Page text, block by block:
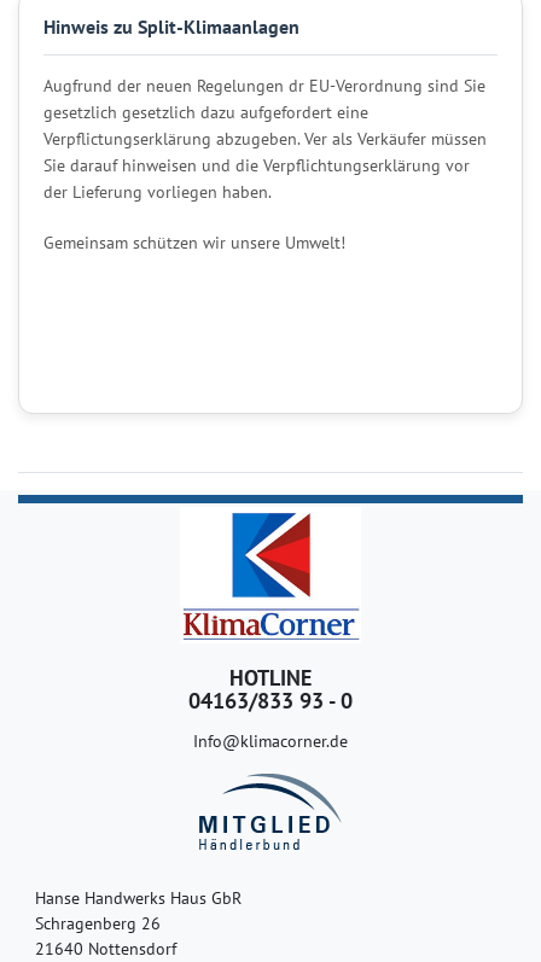
Hinweis zu Split-Klimaanlagen
Augfrund der neuen Regelungen dr EU-Verordnung sind Sie
gesetzlich gesetzlich dazu aufgefordert eine
Verpflictungserklärung abzugeben. Ver als Verkäufer müssen
Sie darauf hinweisen und die Verpflichtungserklärung vor
der Lieferung vorliegen haben.
Gemeinsam schützen wir unsere Umwelt!
HOTLINE
04163/833 93 - 0
Info@klimacorner.de
Hanse Handwerks Haus GbR
Schragenberg 26
21640 Nottensdorf